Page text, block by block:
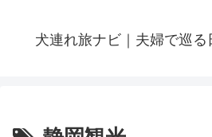
犬連れ旅ナビ｜夫婦で巡